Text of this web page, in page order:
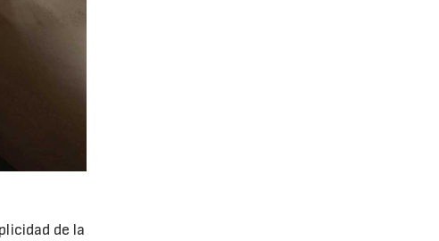
de la